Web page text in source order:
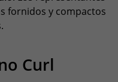
fornidos y compactos
Curl